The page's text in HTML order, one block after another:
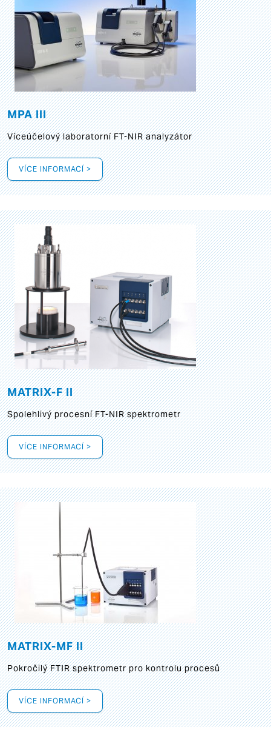
MPA III
Víceúčelový laboratorní FT-NIR analyzátor
VÍCE INFORMACÍ >
MATRIX-F II
Spolehlivý procesní FT-NIR spektrometr
VÍCE INFORMACÍ >
MATRIX-MF II
Pokročilý FTIR spektrometr pro kontrolu procesů
VÍCE INFORMACÍ >